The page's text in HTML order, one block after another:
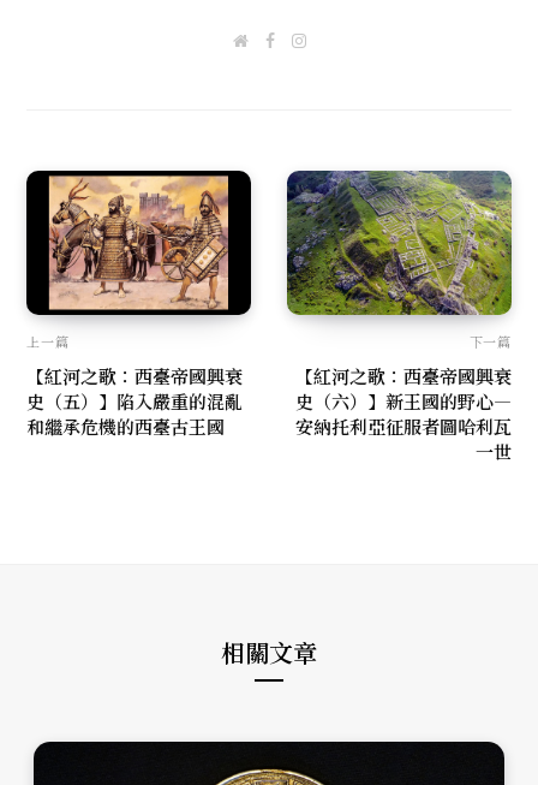
W
F
I
m
上一篇
【紅河之歌：西臺帝國興衰
史（五）】陷入嚴重的混亂
和繼承危機的西臺古王國
下一篇
【紅河之歌：西臺帝國興衰
史（六）】新王國的野心—
安納托利亞征服者圖哈利瓦
一世
相關文章